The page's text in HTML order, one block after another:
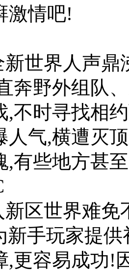
激情吧!
新世界人声
奔野外组队
,不时寻找相
人气,横遭灭
,有些地方甚
新区世界难
新手玩家提
,更容易成功!